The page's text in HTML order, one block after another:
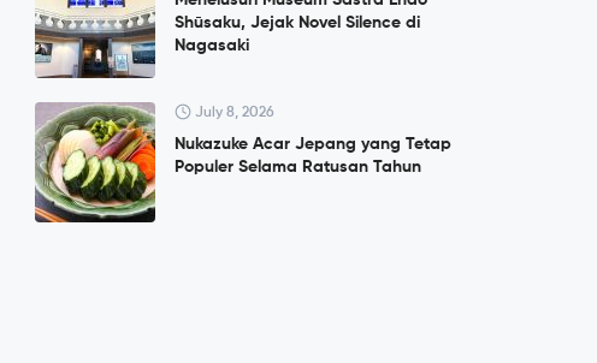
Shūsaku, Jejak Novel Silence di
Nagasaki
July 8, 2026
Nukazuke Acar Jepang yang Tetap
Populer Selama Ratusan Tahun